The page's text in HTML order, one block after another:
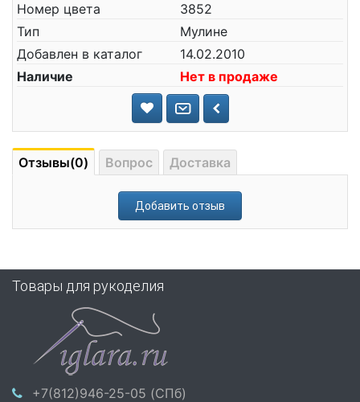
Номер цвета
3852
Тип
Мулине
Добавлен в каталог
14.02.2010
Наличие
Нет в продаже
Отзывы(0) Вопрос Доставка
Добавить отзыв
Товары для рукоделия
+7(812)946-25-05 (СПб)